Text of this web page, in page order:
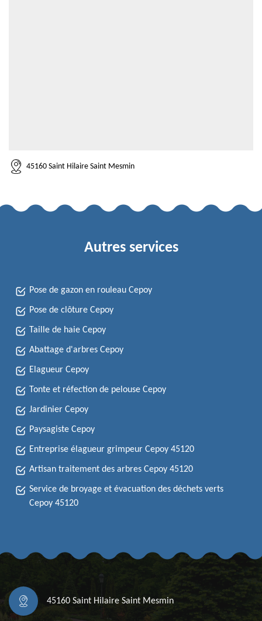
45160 Saint Hilaire Saint Mesmin
Autres services
Pose de gazon en rouleau Cepoy
Pose de clôture Cepoy
Taille de haie Cepoy
Abattage d'arbres Cepoy
Elagueur Cepoy
Tonte et réfection de pelouse Cepoy
Jardinier Cepoy
Paysagiste Cepoy
Entreprise élagueur grimpeur Cepoy 45120
Artisan traitement des arbres Cepoy 45120
Service de broyage et évacuation des déchets verts
Cepoy 45120
45160 Saint Hilaire Saint Mesmin